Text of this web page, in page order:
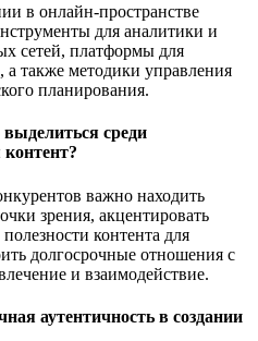
в онлайн-пространстве
для аналитики и
сетей, платформы для
а также методики управления
планирования.
среди
контент?
важно находить
зрения, акцентировать
контента для
долгосрочные отношения с
и взаимодействие.
аутентичность в создании